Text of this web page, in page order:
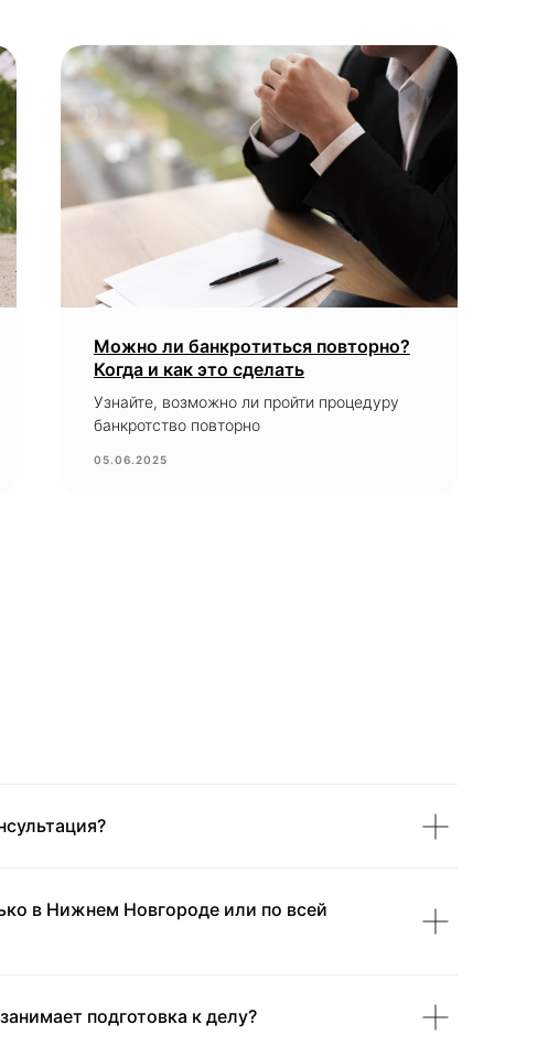
Можно ли банкротиться повторно?
Когда и как это сделать
Узнайте, возможно ли пройти процедуру
банкротство повторно
05.06.2025
в Нижнем Новгороде или по всей
подготовка к делу?